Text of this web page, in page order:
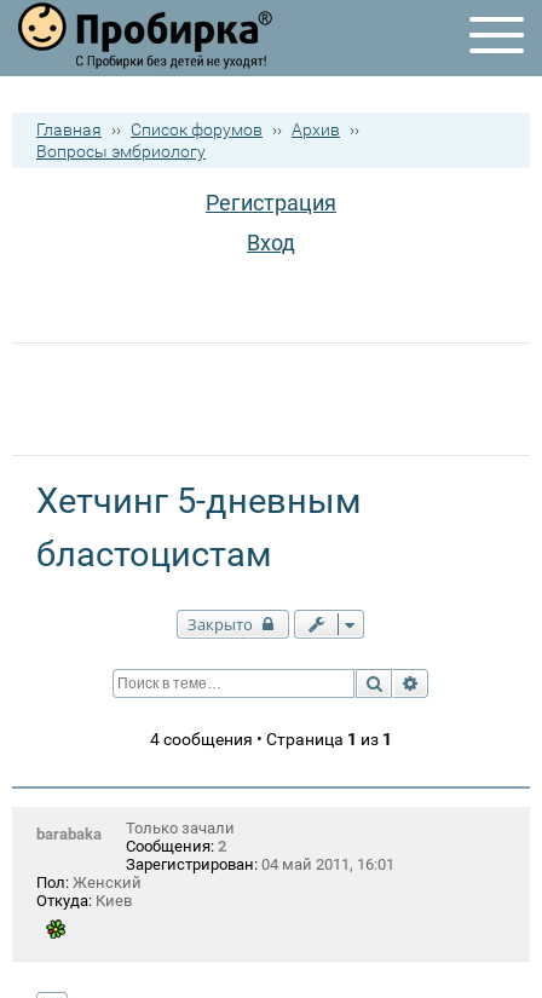
Главная ›› Список форумов ›› Архив
››
Вопросы эмбриологу
Регистрация
Вход
Хетчинг 5-дневным
бластоцистам
Закрыто
Поиск
4 сообщения • Страница 1 из 1
barabaka
Только зачали
Сообщения: 2
Зарегистрирован: 04 май 2011, 16:01
Пол: Женский
Откуда: Киев